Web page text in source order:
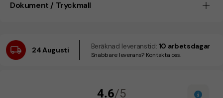
Dokument / Tryckmall
24 Augusti Beräknad leveranstid: 10 arbetsdagar
Snabbare leverans? Kontakta oss.